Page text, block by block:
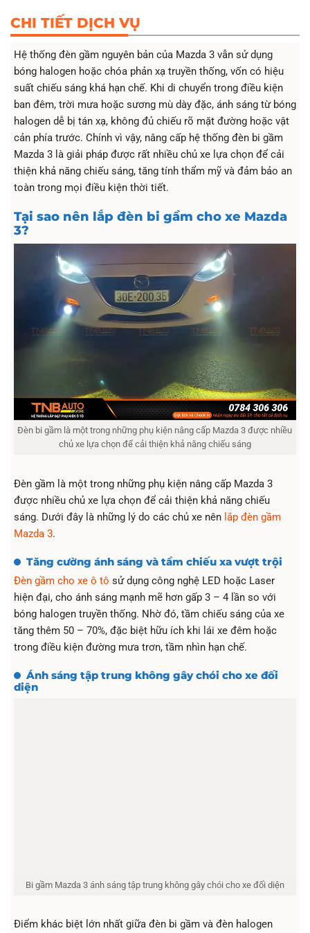
CHI TIẾT DỊCH VỤ
Hệ thống đèn gầm nguyên bản của Mazda 3 vẫn sử dụng
bóng halogen hoặc chóa phản xạ truyền thống, vốn có hiệu
suất chiếu sáng khá hạn chế. Khi di chuyển trong điều kiện
ban đêm, trời mưa hoặc sương mù dày đặc, ánh sáng từ bóng
halogen dễ bị tán xạ, không đủ chiếu rõ mặt đường hoặc vật
cản phía trước. Chính vì vậy, nâng cấp hệ thống đèn bi gầm
Mazda 3 là giải pháp được rất nhiều chủ xe lựa chọn để cải
thiện khả năng chiếu sáng, tăng tính thẩm mỹ và đảm bảo an
toàn trong mọi điều kiện thời tiết.
Tại sao nên lắp đèn bi gầm cho xe Mazda
3?
Đèn bi gầm là một trong những phụ kiện nâng cấp Mazda 3 được nhiều
chủ xe lựa chọn để cải thiện khả năng chiếu sáng
Đèn gầm là một trong những phụ kiện nâng cấp Mazda 3
được nhiều chủ xe lựa chọn để cải thiện khả năng chiếu
sáng. Dưới đây là những lý do các chủ xe nên lắp đèn gầm
Mazda 3.
Tăng cường ánh sáng và tầm chiếu xa vượt trội
Đèn gầm cho xe ô tô sử dụng công nghệ LED hoặc Laser
hiện đại, cho ánh sáng mạnh mẽ hơn gấp 3 – 4 lần so với
bóng halogen truyền thống. Nhờ đó, tầm chiếu sáng của xe
tăng thêm 50 – 70%, đặc biệt hữu ích khi lái xe đêm hoặc
trong điều kiện đường mưa trơn, tầm nhìn hạn chế.
Ánh sáng tập trung không gây chói cho xe đối
diện
Bi gầm Mazda 3 ánh sáng tập trung không gây chói cho xe đối diện
Điểm khác biệt lớn nhất giữa đèn bi gầm và đèn halogen